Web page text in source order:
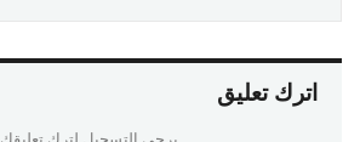
اترك تعليق